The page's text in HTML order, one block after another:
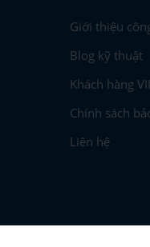
Giới thiệu
Blog kỹ thuật
Khách hàng
Chính sách
Liên hệ